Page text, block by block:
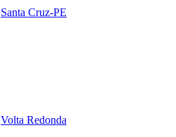
Santa Cruz-PE
Volta Redonda